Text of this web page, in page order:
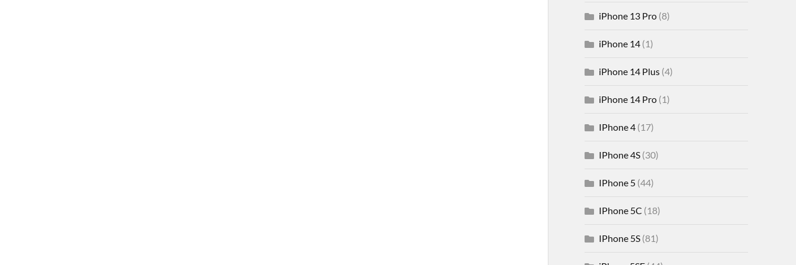
iPhone 13 Pro(8)
iPhone 14(1)
iPhone 14 Plus(4)
iPhone 14 Pro(1)
IPhone 4(17)
IPhone 4S(30)
IPhone 5(44)
IPhone 5C (18)
IPhone 5S(81)